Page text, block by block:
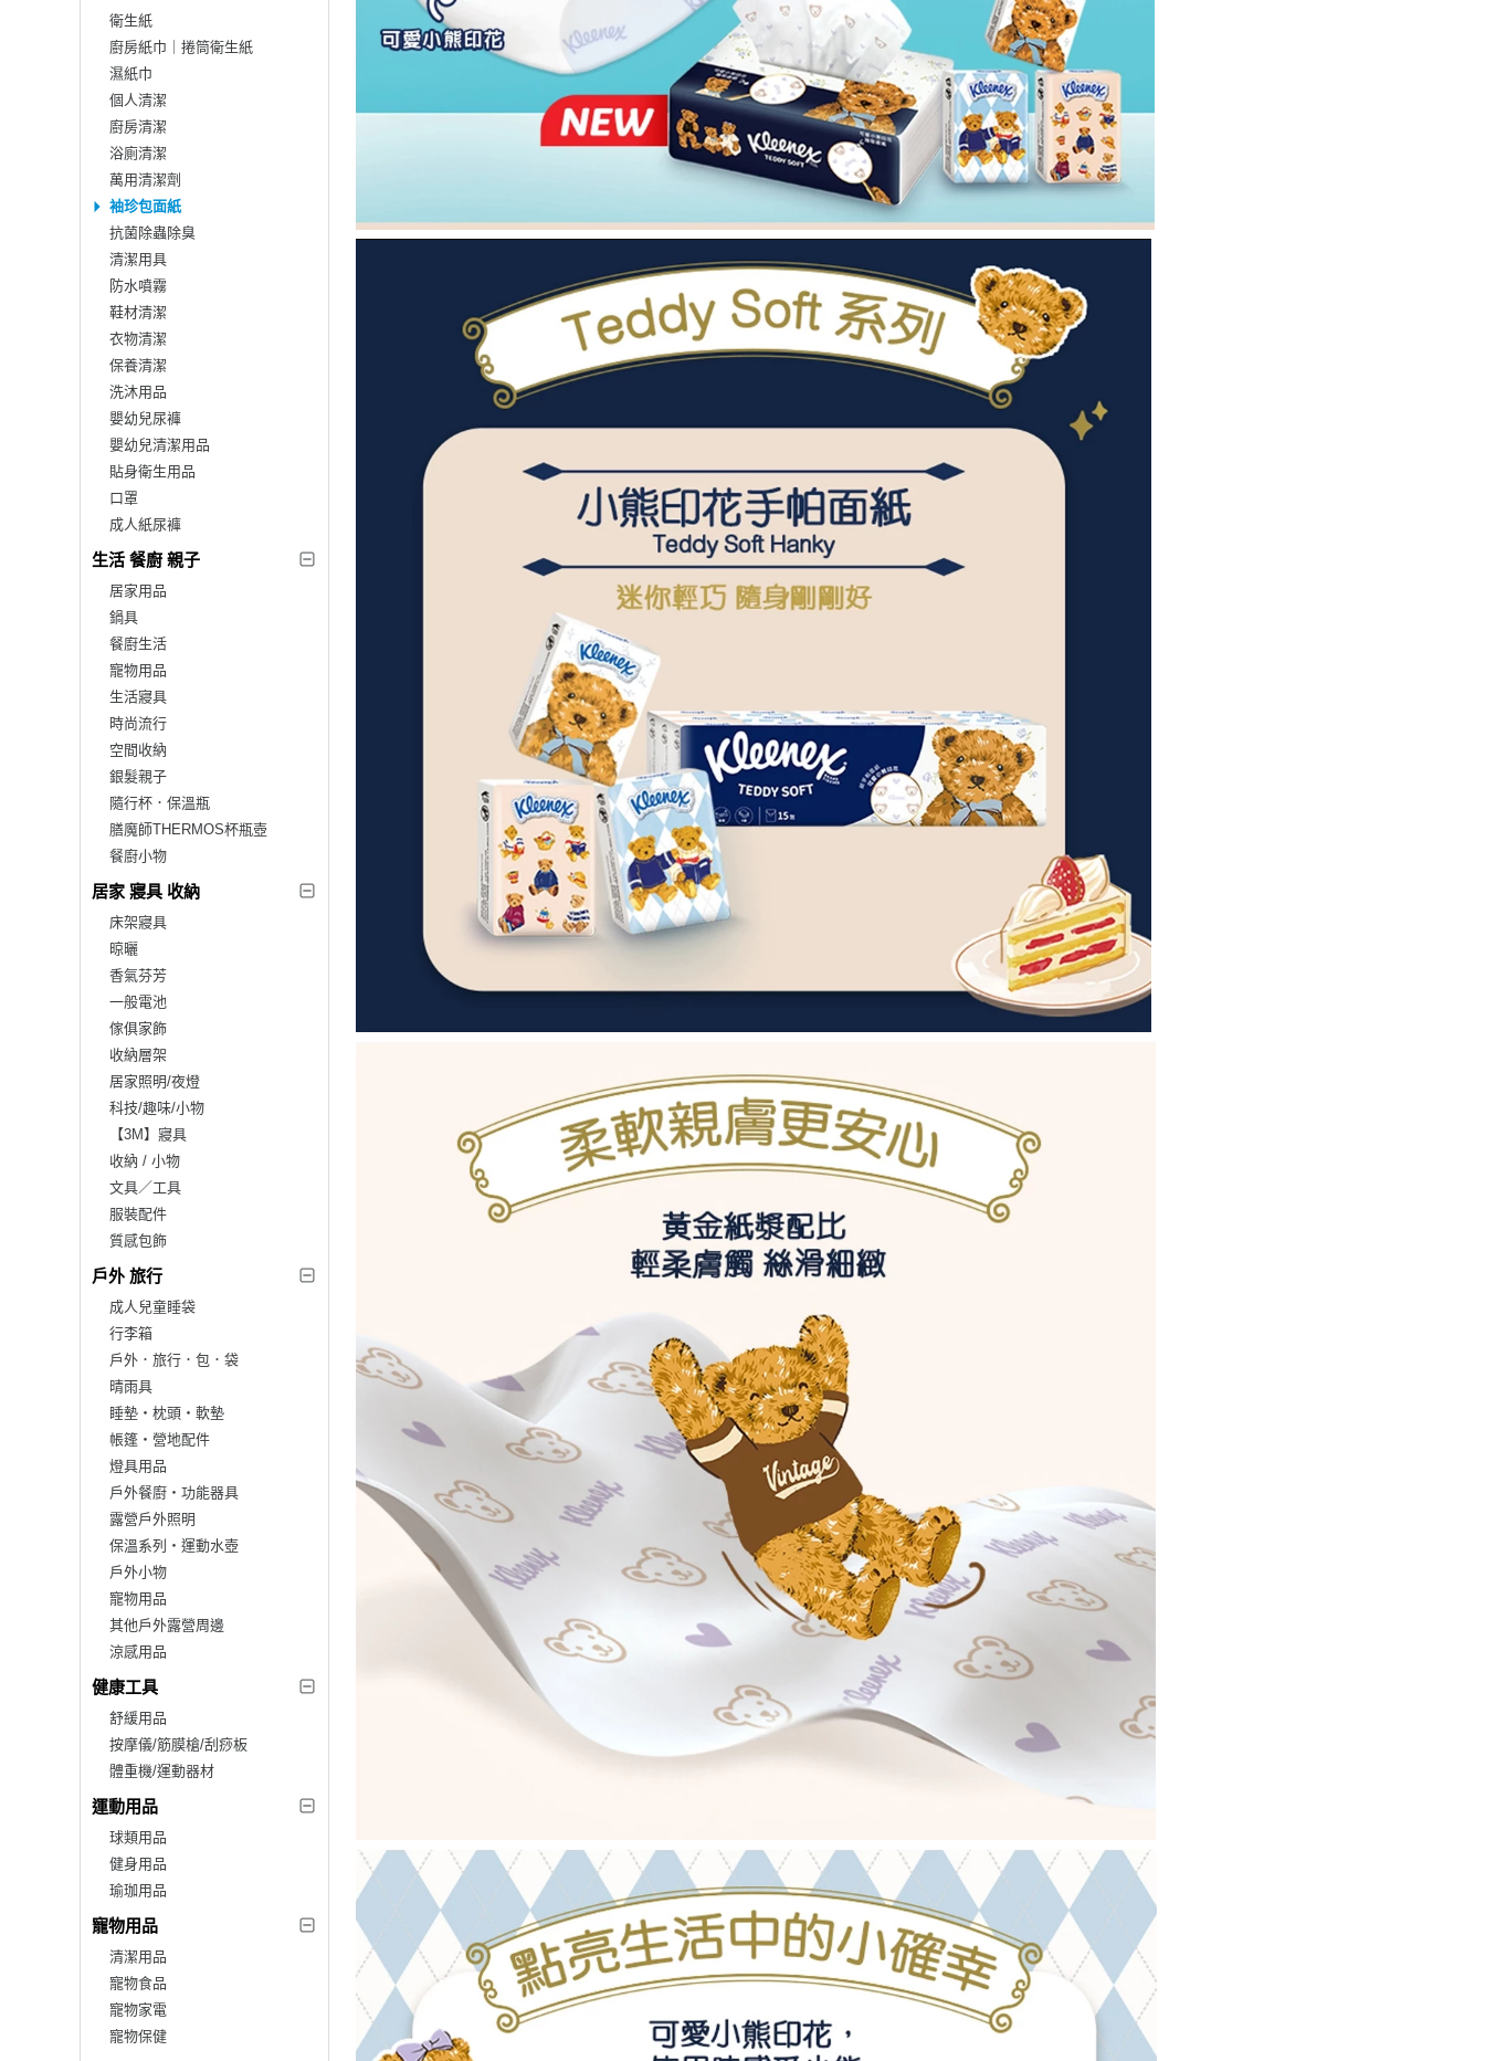
衛生紙
廚房紙巾｜捲筒衛生紙
濕紙巾
個人清潔
廚房清潔
浴廁清潔
萬用清潔劑
袖珍包面紙
抗菌除蟲除臭
清潔用具
防水噴霧
鞋材清潔
衣物清潔
保養清潔
洗沐用品
嬰幼兒尿褲
嬰幼兒清潔用品
貼身衛生用品
口罩
成人紙尿褲
生活 餐廚 親子
居家用品
鍋具
餐廚生活
寵物用品
生活寢具
時尚流行
空間收納
銀髮親子
隨行杯．保溫瓶
膳魔師THERMOS杯瓶壺
餐廚小物
居家 寢具 收納
床架寢具
晾曬
香氣芬芳
一般電池
傢俱家飾
收納層架
居家照明/夜燈
科技/趣味/小物
【3M】寢具
收納 / 小物
文具／工具
服裝配件
質感包飾
戶外 旅行
成人兒童睡袋
行李箱
戶外．旅行．包．袋
晴雨具
睡墊‧枕頭‧軟墊
帳篷‧營地配件
燈具用品
戶外餐廚‧功能器具
露營戶外照明
保溫系列‧運動水壺
戶外小物
寵物用品
其他戶外露營周邊
涼感用品
健康工具
舒緩用品
按摩儀/筋膜槍/刮痧板
體重機/運動器材
運動用品
球類用品
健身用品
瑜珈用品
寵物用品
清潔用品
寵物食品
寵物家電
寵物保健